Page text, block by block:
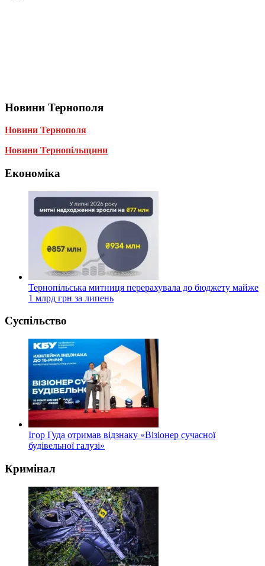
Новини Тернополя
Новини Тернополя
Новини Тернопільщини
Економіка
Тернопільська митниця перерахувала до бюджету майже
1 млрд грн за липень
Суспільство
Ігор Гуда отримав відзнаку «Візіонер сучасної
будівельної галузі»
Кримінал